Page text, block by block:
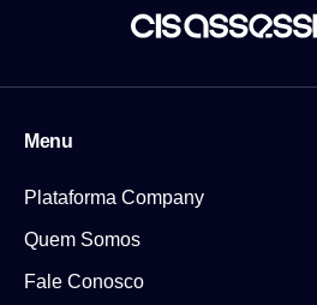
Menu
Plataforma Company
Quem Somos
Fale Conosco